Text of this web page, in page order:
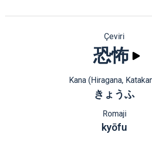
Çeviri
恐怖
Kana (Hiragana,
きょうふ
Romaji
kyōfu